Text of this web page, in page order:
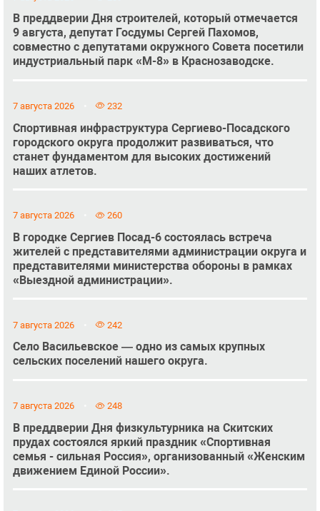
В преддверии Дня строителей, который отмечается
9 августа, депутат Госдумы Сергей Пахомов,
совместно с депутатами окружного Совета посетили
индустриальный парк «М-8» в Краснозаводске.
7 августа 2026 232
Спортивная инфраструктура Сергиево-Посадского
городского округа продолжит развиваться, что
станет фундаментом для высоких достижений
наших атлетов.
7 августа 2026 260
В городке Сергиев Посад-6 состоялась встреча
жителей с представителями администрации округа и
представителями министерства обороны в рамках
«Выездной администрации».
7 августа 2026 242
Село Васильевское — одно из самых крупных
сельских поселений нашего округа.
7 августа 2026 248
В преддверии Дня физкультурника на Скитских
прудах состоялся яркий праздник «Спортивная
семья - сильная Россия», организованный «Женским
движением Единой России».